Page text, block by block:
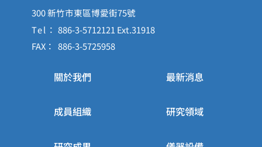
300 新竹市東區博愛街75號
Tel： 886-3-5712121 Ext.31918
FAX： 886-3-5725958
關於我們 最新消息
成員組織 研究領域